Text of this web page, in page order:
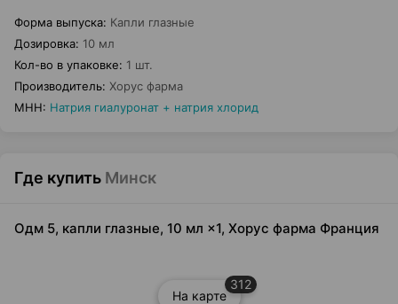
Форма выпуска: Капли глазные
Дозировка: 10 мл
Кол-во в упаковке: 1 шт.
Производитель: Хорус фарма
МНН: Натрия гиалуронат + натрия хлорид
Где купить Минск
Одм 5, капли глазные, 10 мл ×1, Хорус фарма Франция
На карте
312